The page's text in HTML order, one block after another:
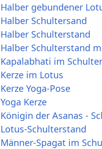
Halber gebundener
Halber Schultersand
Halber Schulterstand
Halber Schulterstand
Kapalabhati im
Kerze im Lotus
Kerze Yoga-Pose
Yoga Kerze
Königin der Asanas -
Lotus-Schulterstand
Männer-Spagat im